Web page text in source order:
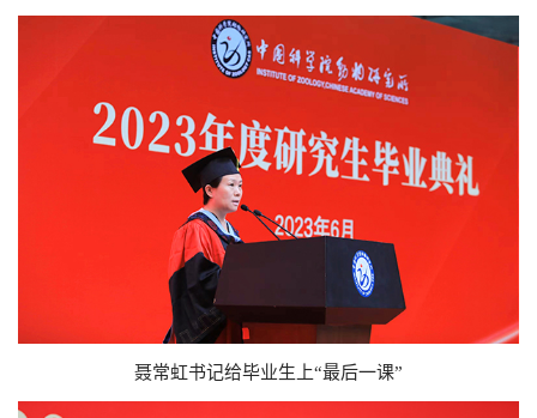
聂常虹书记给毕业生上“最后一课”